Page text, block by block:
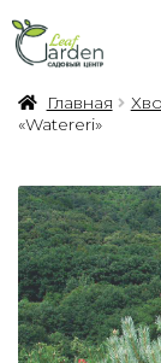
Главная
«Watereri»